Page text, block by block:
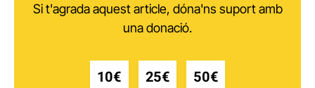
Si t'agrada aquest article, dóna'ns suport amb
una donació.
10€ 25€ 50€